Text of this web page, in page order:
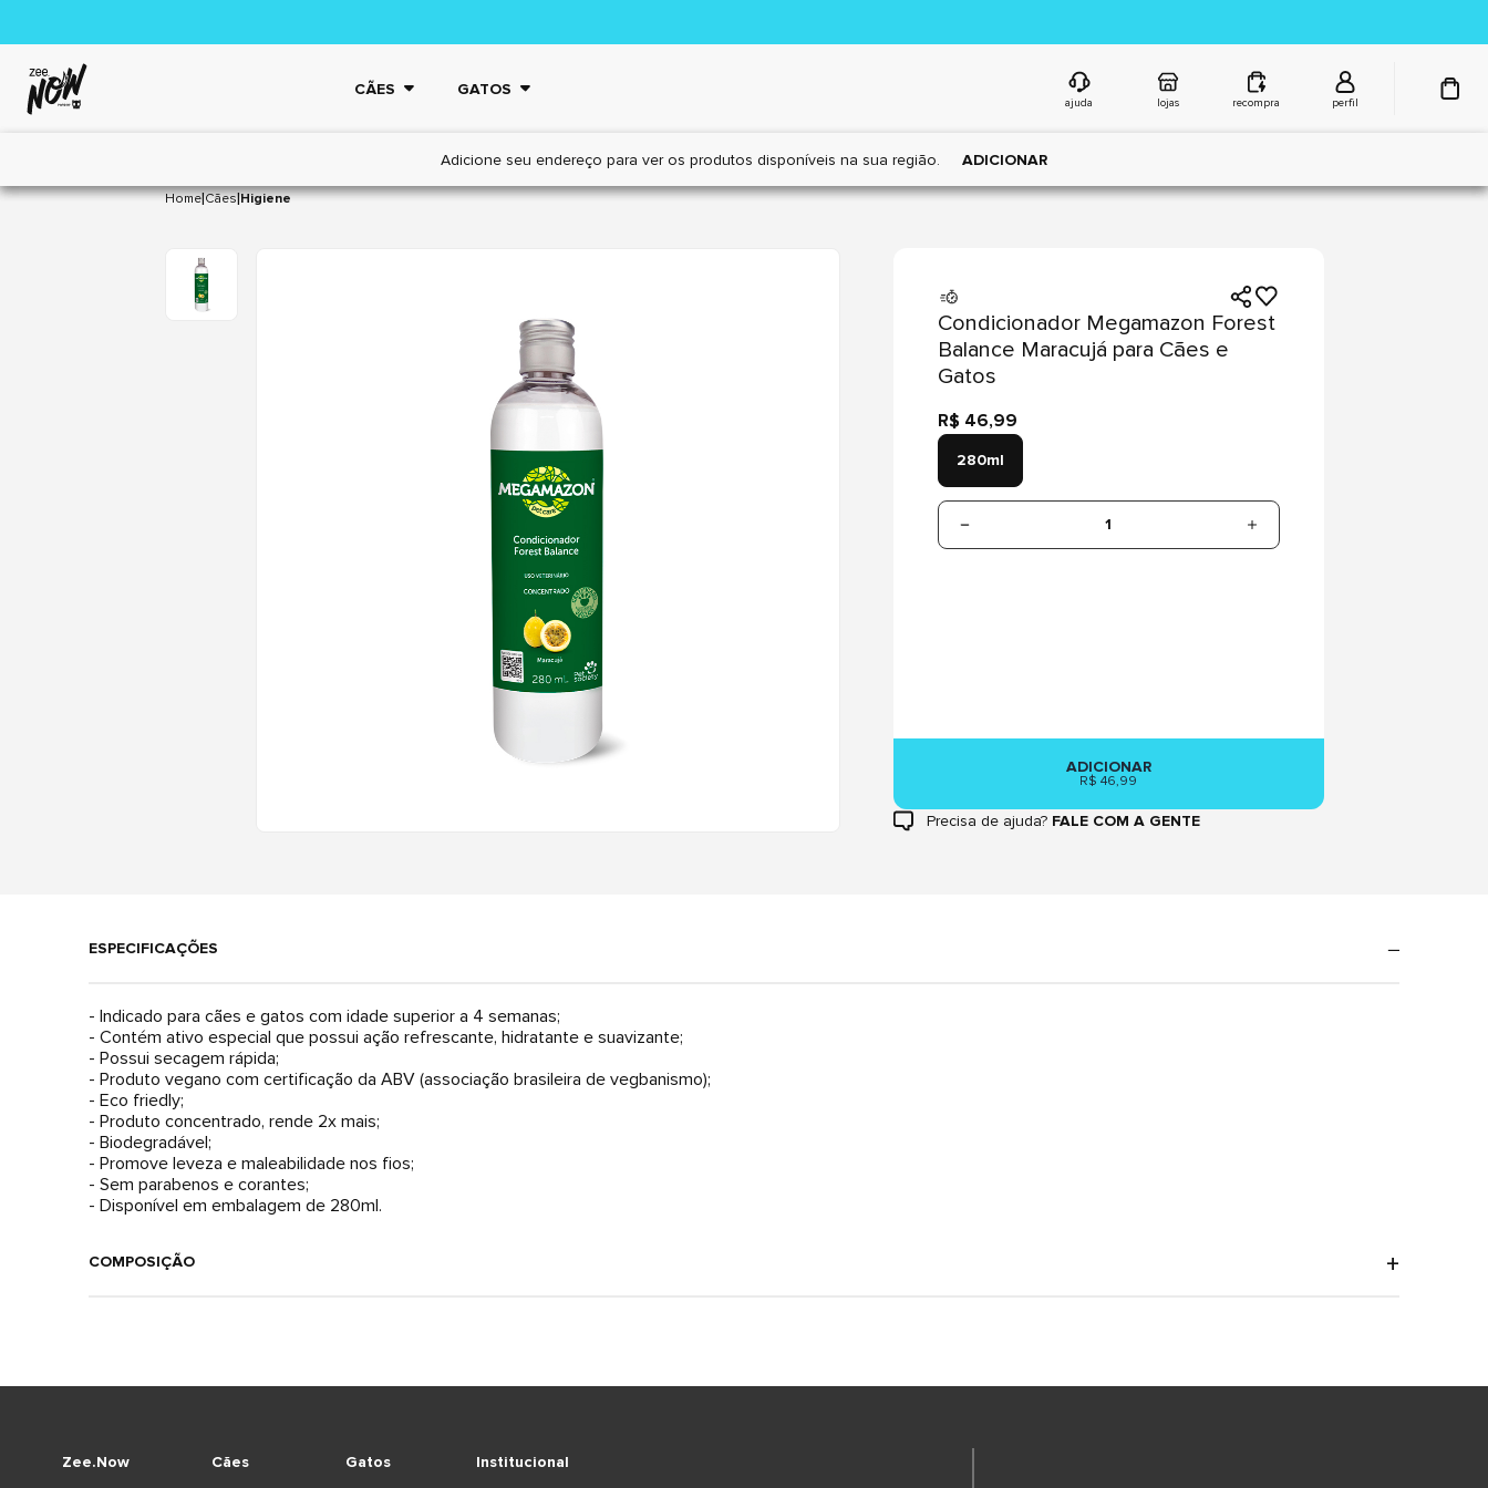
CÃES GATOS
ajuda lojas recompra perfil
Adicione seu endereço para ver os produtos disponíveis na sua região. ADICIONAR
Home|Cães|Higiene
Condicionador Megamazon Forest
Balance Maracujá para Cães e
Gatos
R$ 46,99
280ml
1
ADICIONAR
R$ 46,99
Precisa de ajuda? FALE COM A GENTE
ESPECIFICAÇÕES
- Indicado para cães e gatos com idade superior a 4 semanas;
- Contém ativo especial que possui ação refrescante, hidratante e suavizante;
- Possui secagem rápida;
- Produto vegano com certificação da ABV (associação brasileira de vegbanismo);
- Eco friedly;
- Produto concentrado, rende 2x mais;
- Biodegradável;
- Promove leveza e maleabilidade nos fios;
- Sem parabenos e corantes;
- Disponível em embalagem de 280ml.
COMPOSIÇÃO
Cães
Gatos
Zee.Now
Institucional